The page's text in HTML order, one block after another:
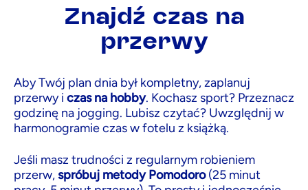
Znajdź czas na
przerwy
Aby Twój plan dnia był kompletny, zaplanuj
przerwy i czas na hobby. Kochasz sport? Przeznacz
godzinę na jogging. Lubisz czytać? Uwzględnij w
harmonogramie czas w fotelu z książką.
Jeśli masz trudności z regularnym robieniem
przerw,spróbuj metody Pomodoro(25 minut